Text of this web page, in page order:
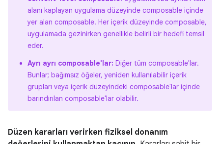
alanı kaplayan uygulama düzeyinde composable içinde
yer alan composable. Her içerik düzeyinde composable,
uygulamada gezinirken genellikle belirli bir hedefi temsil
eder.
Ayrı ayrı composable'lar: Diğer tüm composable'lar.
Bunlar; bağımsız öğeler, yeniden kullanılabilir içerik
grupları veya içerik düzeyindeki composable'lar içinde
barındırılan composable'lar olabilir.
Düzen kararları verirken fiziksel donanım